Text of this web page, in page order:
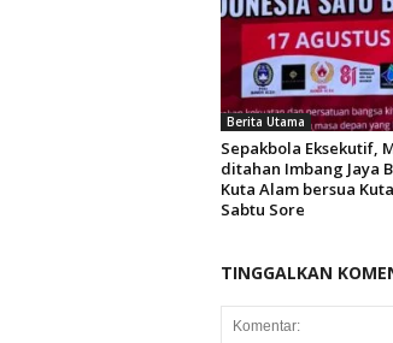
Berita Utama
Sepakbola Eksekutif,
ditahan Imbang Jaya
Kuta Alam bersua
Sabtu Sore
TINGGALKAN